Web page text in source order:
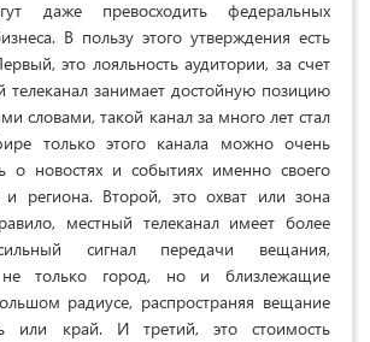
даже превосходить федеральных
В пользу этого утверждения есть
это лояльность аудитории, за счет
телеканал занимает достойную позицию
словами, такой канал за много лет стал
только этого канала можно очень
о новостях и событиях именно своего
и региона. Второй, это охват или зона
местный телеканал имеет более
сигнал передачи вещания,
только город, но и близлежащие
радиусе, распространяя вещание
или край. И третий, это стоимость